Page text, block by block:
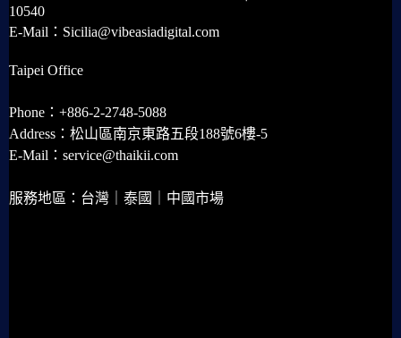
10540
E-Mail：Sicilia@vibeasiadigital.com
Taipei Office
Phone：+886-2-2748-5088
Address：松山區南京東路五段188號6樓-5
E-Mail：service@thaikii.com
服務地區：台灣｜泰國｜中國市場